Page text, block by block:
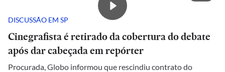
DISCUSSÃO EM SP
Cinegrafista é retirado da cobertura do debate
após dar cabeçada em repórter
Procurada, Globo informou que rescindiu contrato do